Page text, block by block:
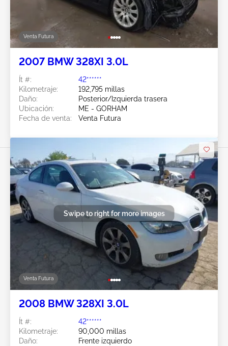
Venta Futura
2007 BMW 328XI 3.0L
Ít #:
42******
Kilometraje:
192,795 millas
Daño:
Posterior/Izquierda trasera
Ubicación:
ME - GORHAM
Fecha de venta:
Venta Futura
Venta Futura
Swipe to right for more images
2008 BMW 328XI 3.0L
Ít #:
42******
Kilometraje:
90,000 millas
Daño:
Frente izquierdo